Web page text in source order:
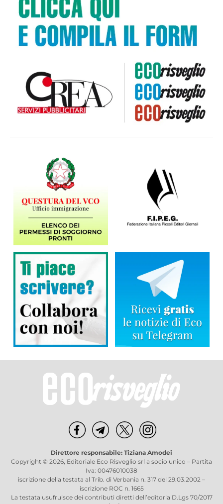
Direttore responsabile: Tiziana Amodei
Copyright © 2026, Editoriale Eco Risveglio srl a socio unico – Partita
Iva: 00476010038
iscrizione della testata al Trib. di Verbania n. 317 del 29.03.2002 –
iscrizione ROC n. 1665
La testata usufruisce dei contributi diretti dell’editoria D.Lgs 70/2017